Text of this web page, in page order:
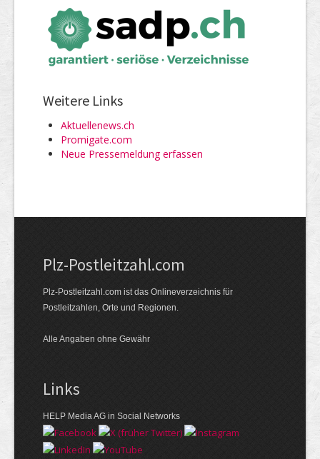
Weitere Links
Aktuellenews.ch
Promigate.com
Neue Pressemeldung erfassen
Plz-Postleitzahl.com
Plz-Postleitzahl.com ist das Onlineverzeichnis für
Postleitzahlen, Orte und Regionen.
Alle Angaben ohne Gewähr
Links
HELP Media AG in Social Networks